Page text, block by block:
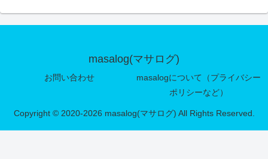
masalog(マサログ)
お問い合わせ
masalogについて（プライバシー
ポリシーなど）
Copyright © 2020-2026 masalog(マサログ) All Rights Reserved.